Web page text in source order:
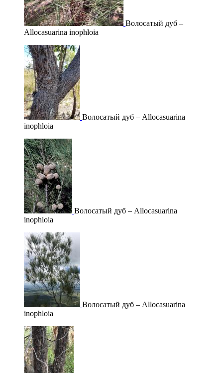
Волосатый дуб –
Allocasuarina inophloia
Волосатый дуб – Allocasuarina
inophloia
Волосатый дуб – Allocasuarina
inophloia
Волосатый дуб – Allocasuarina
inophloia